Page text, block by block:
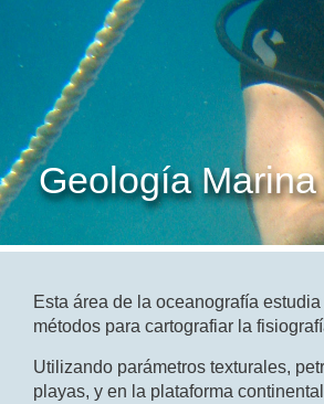
Geología Marina
Esta área de la oceanografía
métodos para cartografiar la
Utilizando parámetros texturales,
playas, y en la plataforma